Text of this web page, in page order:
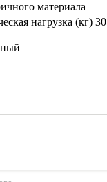
материала
нагрузка (кг) 30